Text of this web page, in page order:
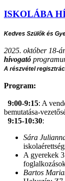
ISKOLÁBA
Kedves Szülők és
2025. október 18-
hívogató
A részvétel
Program:
9:00-9:15: A
bemutatása-
9:15-10:30:
Sára
A gyerekek
Bartos